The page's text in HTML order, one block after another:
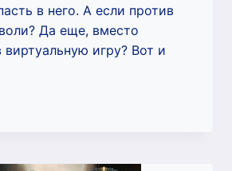
в него. А если против
Да еще, вместо
виртуальную игру? Вот и